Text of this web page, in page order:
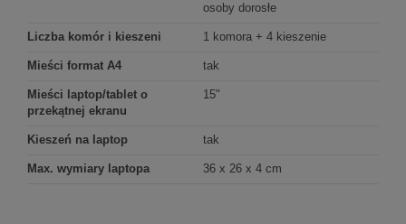
osoby dorosłe
Liczba komór i kieszeni 1 komora + 4 kieszenie
Mieści format A4 tak
Mieści laptop/tablet o
przekątnej ekranu
15"
Kieszeń na laptop tak
Max. wymiary laptopa 36 x 26 x 4 cm